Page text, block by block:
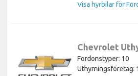
Visa hyrbilar för
Chevrolet
Fordonstyper: 10
Uthyrningsföretag: